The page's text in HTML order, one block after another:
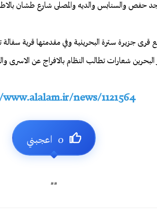
حفص والسنابس والديه والمصلى شارع طشان
شعارات تطالب النظام بالافراج عن الاسرى
news/1121564
##